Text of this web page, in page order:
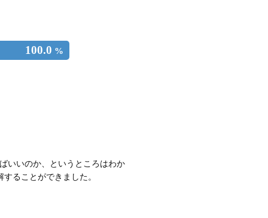
100.0 %
いいのか、というところはわか
ることができました。